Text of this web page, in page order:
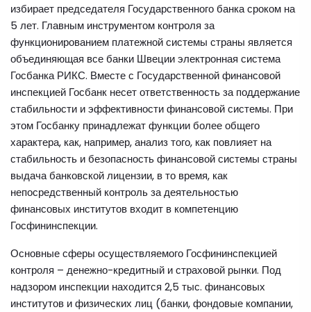
избирает председателя Государственного банка сроком на
5 лет. Главным инструментом контроля за
функционированием платежной системы страны является
объединяющая все банки Швеции электронная система
Госбанка РИКС. Вместе с Государственной финансовой
инспекцией Госбанк несет ответственность за поддержание
стабильности и эффективности финансовой системы. При
этом Госбанку принадлежат функции более общего
характера, как, например, анализ того, как повлияет на
стабильность и безопасность финансовой системы страны
выдача банковской лицензии, в то время, как
непосредственный контроль за деятельностью
финансовых институтов входит в компетенцию
Госфининспекции.
Основные сферы осуществляемого Госфининспекцией
контроля – денежно-кредитный и страховой рынки. Под
надзором инспекции находится 2,5 тыс. финансовых
институтов и физических лиц (банки, фондовые компании,